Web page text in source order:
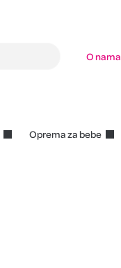
O nama
Oprema za bebe